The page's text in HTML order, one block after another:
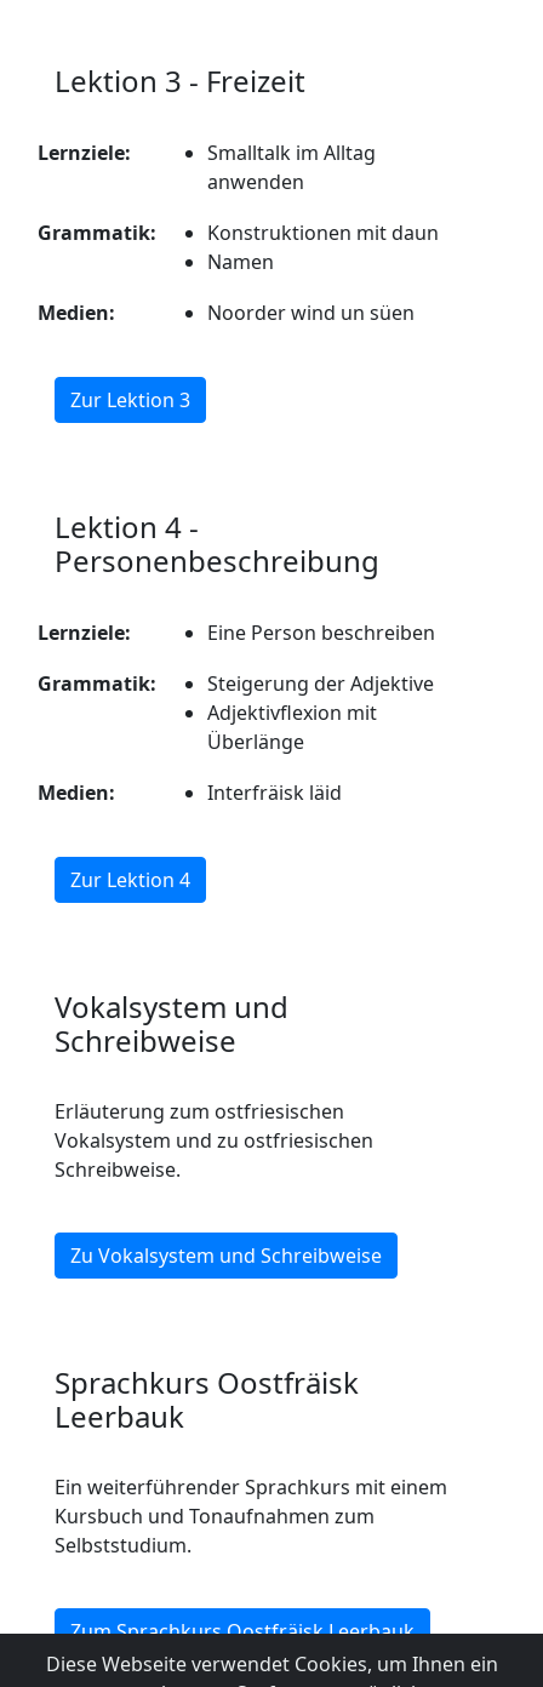
Lektion 3 - Freizeit
Lernziele:
Smalltalk im Alltag
anwenden
Grammatik:
Konstruktionen mit daun
Namen
Medien:
Noorder wind un süen
Zur Lektion 3
Lektion 4 -
Personenbeschreibung
Lernziele:
Eine Person beschreiben
Grammatik:
Steigerung der Adjektive
Adjektivflexion mit
Überlänge
Medien:
Interfräisk läid
Zur Lektion 4
Vokalsystem und
Schreibweise
Erläuterung zum ostfriesischen
Vokalsystem und zu ostfriesischen
Schreibweise.
Zu Vokalsystem und Schreibweise
Sprachkurs Oostfräisk
Leerbauk
Ein weiterführender Sprachkurs mit einem
Kursbuch und Tonaufnahmen zum
Selbststudium.
Zum Sprachkurs Oostfräisk Leerbauk
Diese Webseite verwendet Cookies, um Ihnen ein